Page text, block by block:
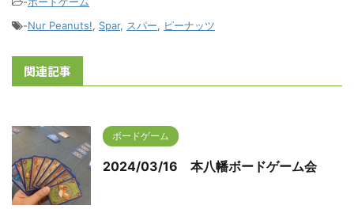
-Nur Peanuts!, Spar, スパー, ピーナッツ
関連記事
ボードゲーム
2024/03/16 本八幡ボードゲーム会